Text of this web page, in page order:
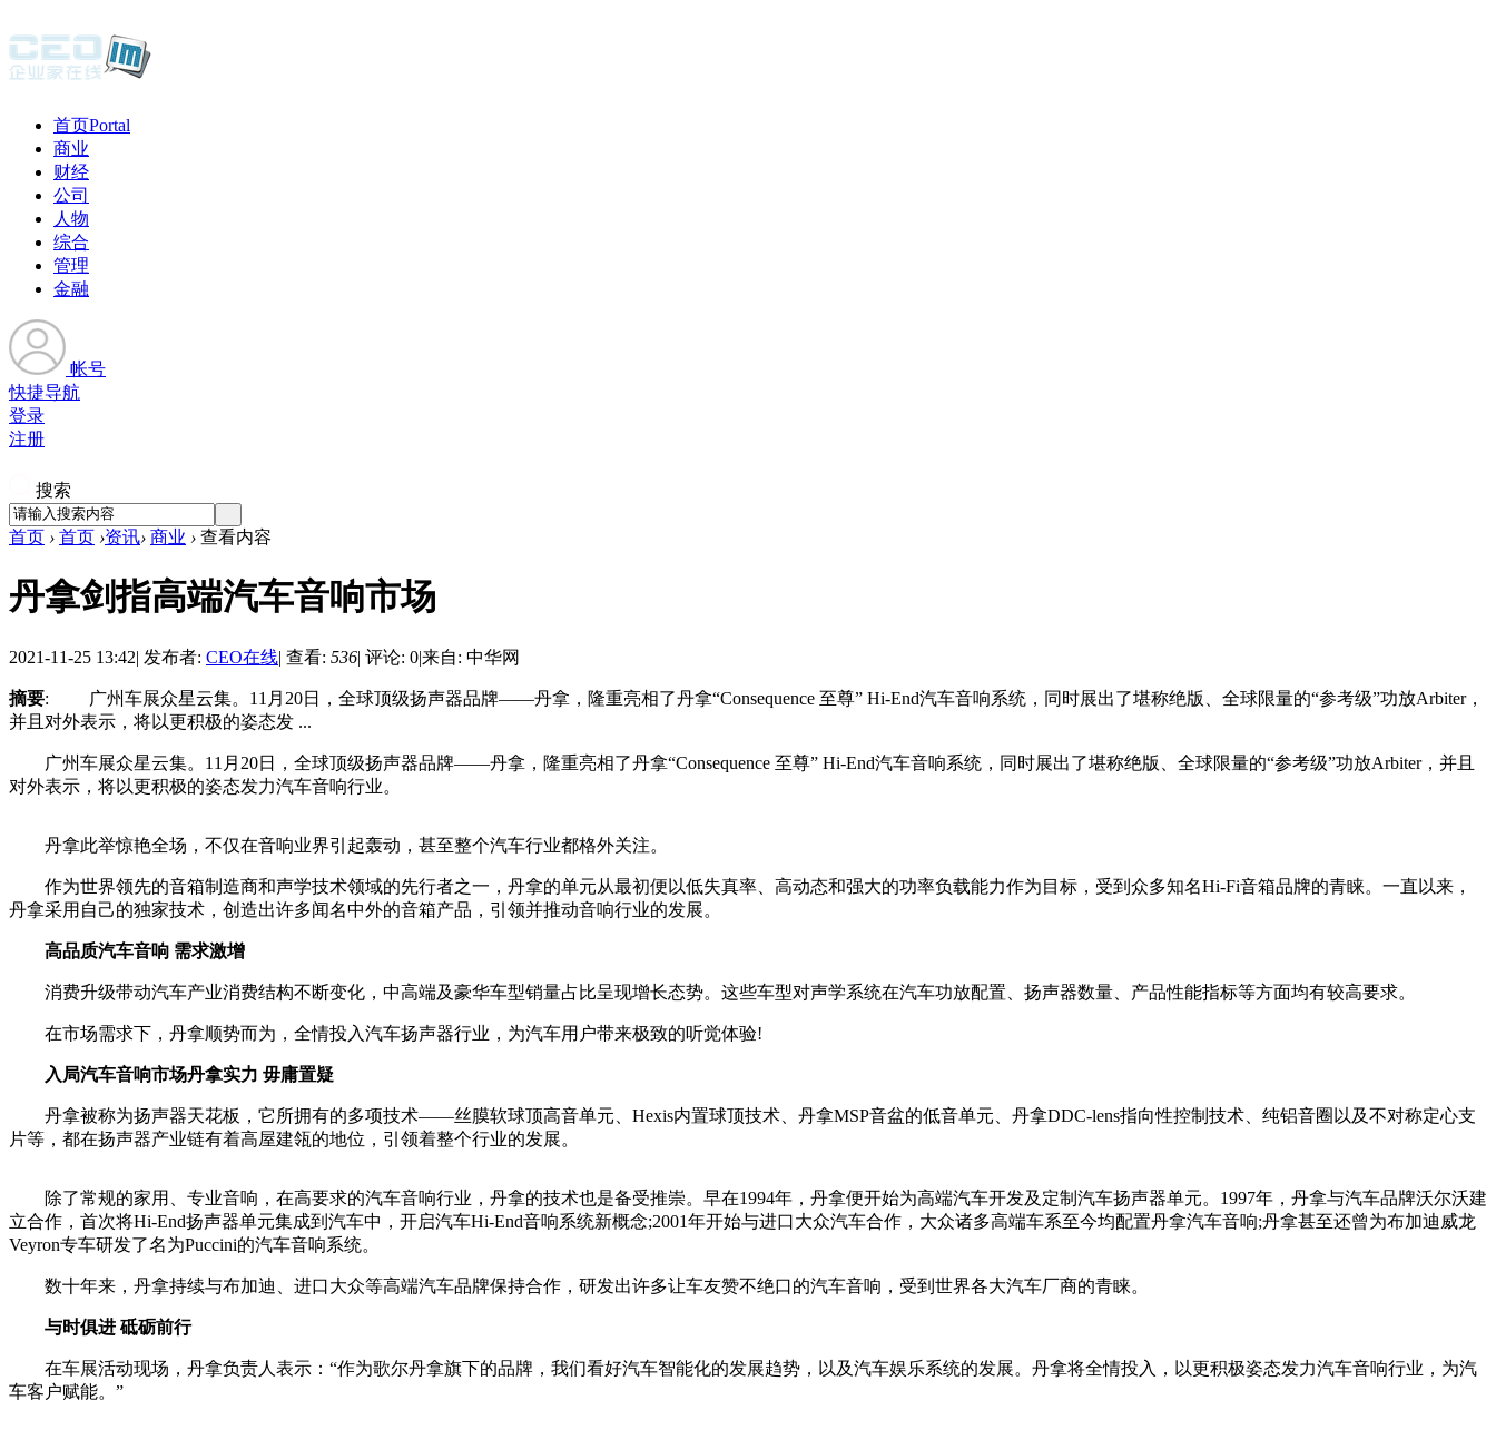
首页Portal
商业
财经
公司
人物
综合
管理
金融
帐号
快捷导航
登录
注册
搜索
首页 › 首页 ›资讯› 商业 › 查看内容
丹拿剑指高端汽车音响市场
2021-11-25 13:42| 发布者: CEO在线| 查看: 536| 评论: 0|来自: 中华网
摘要: 广州车展众星云集。11月20日，全球顶级扬声器品牌——丹拿，隆重亮相了丹拿“Consequence 至尊” Hi-End汽车音响系统，同时展出了堪称绝版、全球限量的“参考级”功放Arbiter，
并且对外表示，将以更积极的姿态发 ...
广州车展众星云集。11月20日，全球顶级扬声器品牌——丹拿，隆重亮相了丹拿“Consequence 至尊” Hi-End汽车音响系统，同时展出了堪称绝版、全球限量的“参考级”功放Arbiter，并且
对外表示，将以更积极的姿态发力汽车音响行业。
丹拿此举惊艳全场，不仅在音响业界引起轰动，甚至整个汽车行业都格外关注。
作为世界领先的音箱制造商和声学技术领域的先行者之一，丹拿的单元从最初便以低失真率、高动态和强大的功率负载能力作为目标，受到众多知名Hi-Fi音箱品牌的青睐。一直以来，
丹拿采用自己的独家技术，创造出许多闻名中外的音箱产品，引领并推动音响行业的发展。
高品质汽车音响 需求激增
消费升级带动汽车产业消费结构不断变化，中高端及豪华车型销量占比呈现增长态势。这些车型对声学系统在汽车功放配置、扬声器数量、产品性能指标等方面均有较高要求。
在市场需求下，丹拿顺势而为，全情投入汽车扬声器行业，为汽车用户带来极致的听觉体验!
入局汽车音响市场丹拿实力 毋庸置疑
丹拿被称为扬声器天花板，它所拥有的多项技术——丝膜软球顶高音单元、Hexis内置球顶技术、丹拿MSP音盆的低音单元、丹拿DDC-lens指向性控制技术、纯铝音圈以及不对称定心支
片等，都在扬声器产业链有着高屋建瓴的地位，引领着整个行业的发展。
除了常规的家用、专业音响，在高要求的汽车音响行业，丹拿的技术也是备受推崇。早在1994年，丹拿便开始为高端汽车开发及定制汽车扬声器单元。1997年，丹拿与汽车品牌沃尔沃建
立合作，首次将Hi-End扬声器单元集成到汽车中，开启汽车Hi-End音响系统新概念;2001年开始与进口大众汽车合作，大众诸多高端车系至今均配置丹拿汽车音响;丹拿甚至还曾为布加迪威龙
Veyron专车研发了名为Puccini的汽车音响系统。
数十年来，丹拿持续与布加迪、进口大众等高端汽车品牌保持合作，研发出许多让车友赞不绝口的汽车音响，受到世界各大汽车厂商的青睐。
与时俱进 砥砺前行
在车展活动现场，丹拿负责人表示：“作为歌尔丹拿旗下的品牌，我们看好汽车智能化的发展趋势，以及汽车娱乐系统的发展。丹拿将全情投入，以更积极姿态发力汽车音响行业，为汽
车客户赋能。”